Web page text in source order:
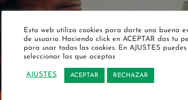
Esta web utiliza cookies para darte una buena
de usuario. Haciendo click en ACEPTAR das tu
para usar todas las cookies. En AJUSTES puedes
seleccionar las que aceptas
AJUSTES ACEPTAR RECHAZAR